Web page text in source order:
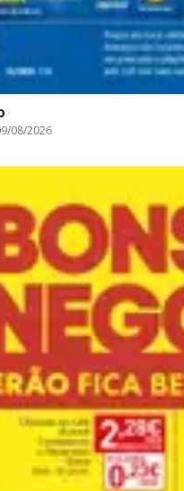
08/2026